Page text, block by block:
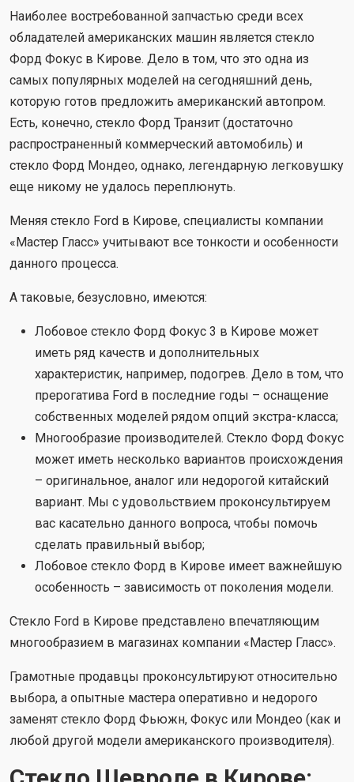
Наиболее востребованной запчастью среди всех
обладателей американских машин является стекло
Форд Фокус в Кирове. Дело в том, что это одна из
самых популярных моделей на сегодняшний день,
которую готов предложить американский автопром.
Есть, конечно, стекло Форд Транзит (достаточно
распространенный коммерческий автомобиль) и
стекло Форд Мондео, однако, легендарную легковушку
еще никому не удалось переплюнуть.
Меняя стекло Ford в Кирове, специалисты компании
«Мастер Гласс» учитывают все тонкости и особенности
данного процесса.
А таковые, безусловно, имеются:
Лобовое стекло Форд Фокус 3 в Кирове может
иметь ряд качеств и дополнительных
характеристик, например, подогрев. Дело в том, что
прерогатива Ford в последние годы – оснащение
собственных моделей рядом опций экстра-класса;
Многообразие производителей. Стекло Форд Фокус
может иметь несколько вариантов происхождения
– оригинальное, аналог или недорогой китайский
вариант. Мы с удовольствием проконсультируем
вас касательно данного вопроса, чтобы помочь
сделать правильный выбор;
Лобовое стекло Форд в Кирове имеет важнейшую
особенность – зависимость от поколения модели.
Стекло Ford в Кирове представлено впечатляющим
многообразием в магазинах компании «Мастер Гласс».
Грамотные продавцы проконсультируют относительно
выбора, а опытные мастера оперативно и недорого
заменят стекло Форд Фьюжн, Фокус или Мондео (как и
любой другой модели американского производителя).